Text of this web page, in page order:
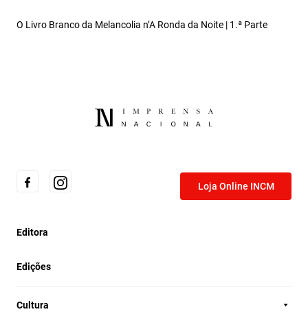
O Livro Branco da Melancolia n’A Ronda da Noite | 1.ª Parte
Loja Online INCM
Editora
Edições
Cultura